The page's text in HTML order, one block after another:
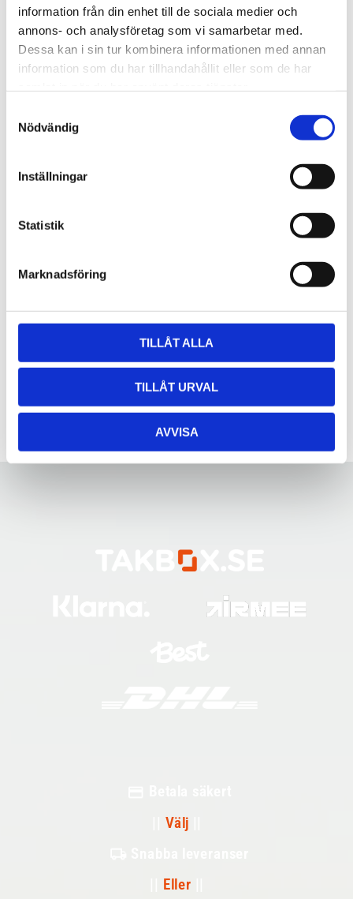
information från din enhet till de sociala medier och
annons- och analysföretag som vi samarbetar med.
Dessa kan i sin tur kombinera informationen med annan
information som du har tillhandahållit eller som de har
Nödvändig
Inställningar
Statistik
Marknadsföring
TILLÅT ALLA
TILLÅT URVAL
AVVISA
takräcke i aluminium med
låg profil och integrerad
design för exceptionellt tyst
körning
5 195kr
5 495 kr
Välj
Eller